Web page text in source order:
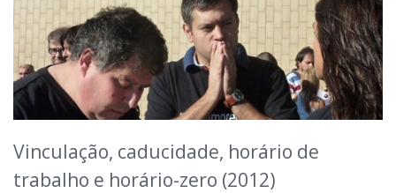
Vinculação, caducidade, horário de
trabalho e horário-zero (2012)